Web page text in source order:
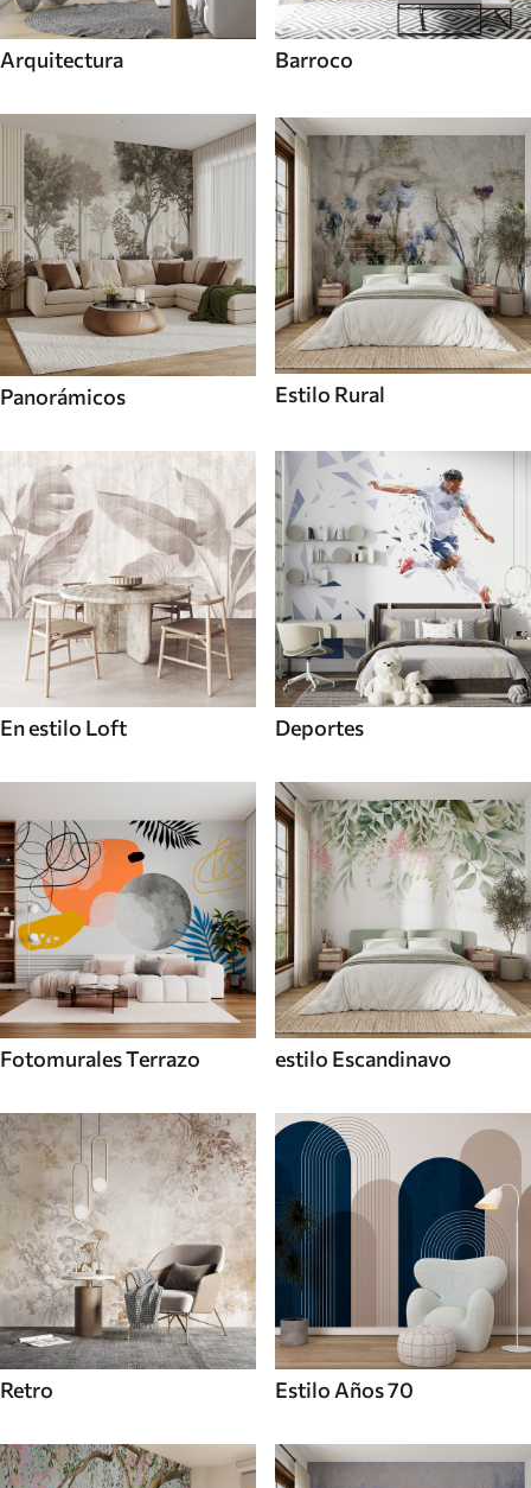
Arquitectura Barroco
Panorámicos Estilo Rural
En estilo Loft Deportes
Fotomurales Terrazo estilo Escandinavo
Retro Estilo Años 70